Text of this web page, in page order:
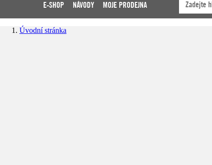
E-SHOP NÁVODY MOJE PRODEJNA
Úvodní stránka